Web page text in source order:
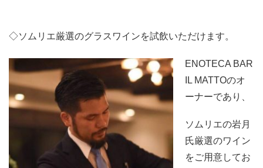
◇ソムリエ厳選のグラスワインを試飲いただけます。
ENOTECA BAR
IL MATTOのオ
ーナーであり、
ソムリエの岩月
氏厳選のワイン
をご用意してお